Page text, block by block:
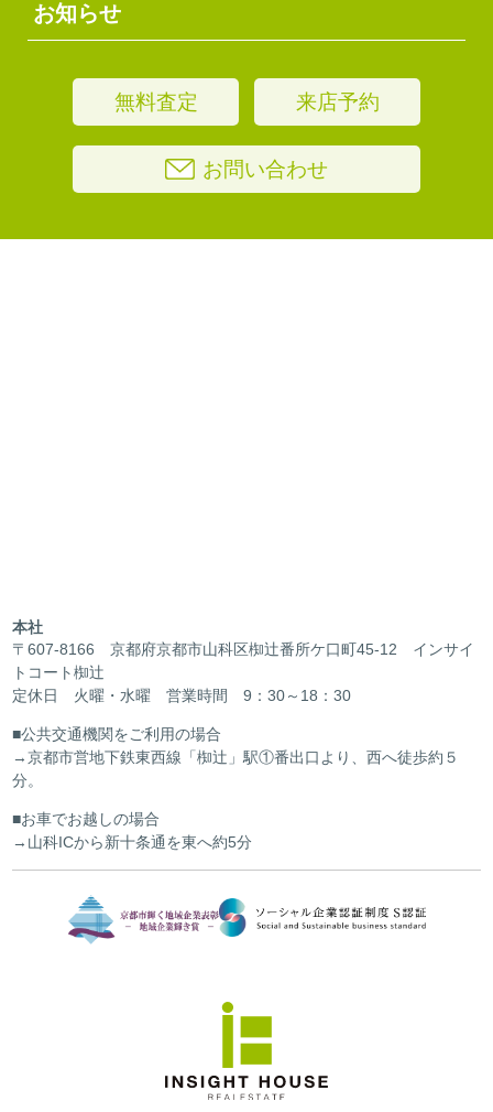
お知らせ
無料査定 来店予約
お問い合わせ
本社
〒607-8166 京都府京都市山科区椥辻番所ケ口町45-12 インサイ
トコート椥辻
定休日 火曜・水曜 営業時間 9：30～18：30
公共交通機関をご利用の場合
京都市営地下鉄東西線「椥辻」駅①番出口より、西へ徒歩約５
分。
お車でお越しの場合
山科ICから新十条通を東へ約5分